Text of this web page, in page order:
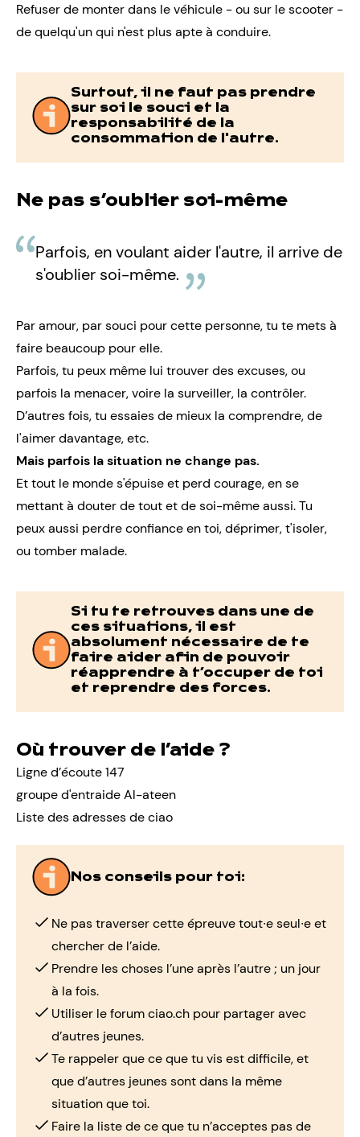
Refuser de monter dans le véhicule - ou sur le scooter -
de quelqu'un qui n'est plus apte à conduire.
Surtout, il ne faut pas prendre
sur soi le souci et la
responsabilité de la
consommation de l'autre.
Ne pas s’oublier soi-même
Parfois, en voulant aider l'autre, il arrive de
s'oublier soi-même.
Par amour, par souci pour cette personne, tu te mets à
faire beaucoup pour elle.
Parfois, tu peux même lui trouver des excuses, ou
parfois la menacer, voire la surveiller, la contrôler.
D’autres fois, tu essaies de mieux la comprendre, de
l'aimer davantage, etc.
Mais parfois la situation ne change pas.
Et tout le monde s'épuise et perd courage, en se
mettant à douter de tout et de soi-même aussi. Tu
peux aussi perdreconfiance en toi, déprimer, t'isoler,
ou tomber malade.
Si tu te retrouves dans une de
ces situations, il est
absolument nécessaire de te
faire aider afin de pouvoir
réapprendre à t’occuper de toi
et reprendre des forces.
Où trouver de l’aide ?
Ligne d’écoute 147
groupe d'entraide Al-ateen
Liste des adresses de ciao
Nos conseils pour toi:
Ne pas traverser cette épreuve tout∙e seul∙e et
chercher de l’aide.
Prendre les choses l’une après l’autre ; un jour
à la fois.
Utiliser le forum ciao.ch pour partager avec
d’autres jeunes.
Te rappeler que ce que tu vis est difficile, et
que d’autres jeunes sont dans la même
situation que toi.
Faire la liste de ce que tu n’acceptes pas de